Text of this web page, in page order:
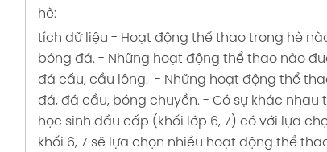
hè:
tích dữ liệu - Hoạt động thể thao trong hè
bóng đá. - Những hoạt động thể thao nào
đá cầu, cầu lông. - Những hoạt động thể
đá, đá cầu, bóng chuyền. - Có sự khác nhau
học sinh đầu cấp (khối lớp 6, 7) có với lựa
khối 6, 7 sẽ lựa chọn nhiều hoạt động thể